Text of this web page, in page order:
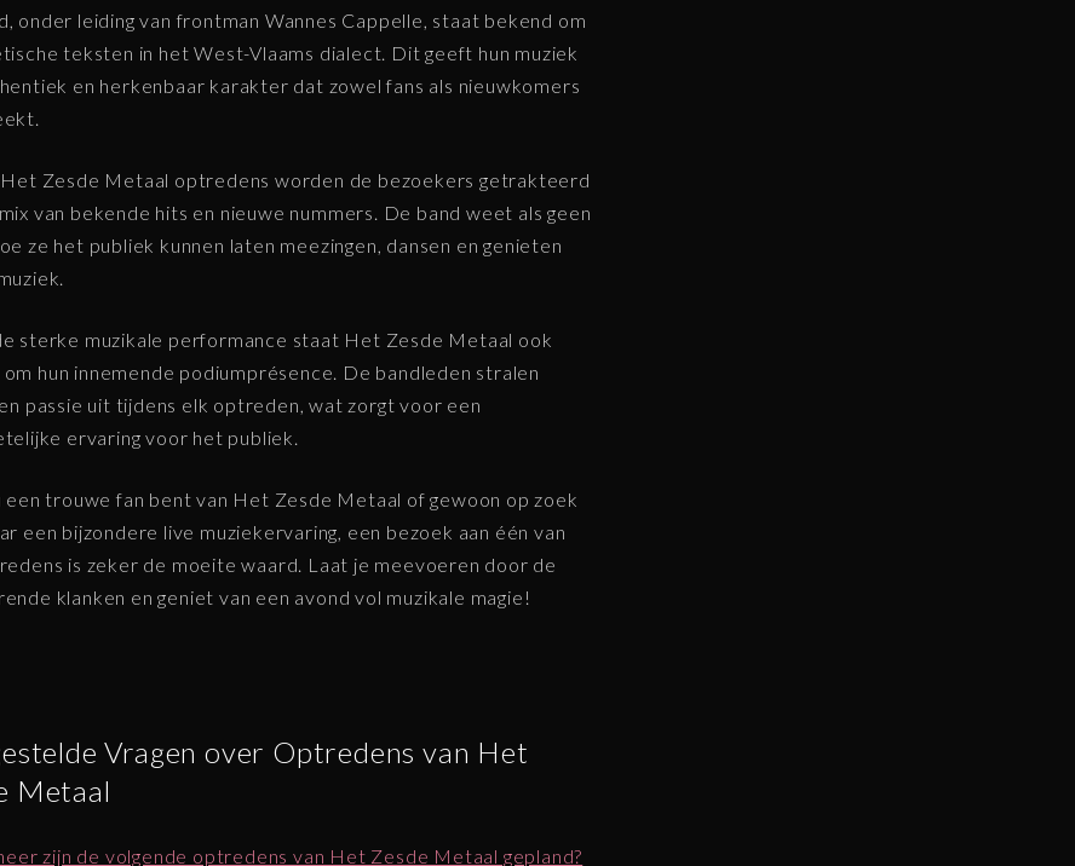
onder leiding van frontman Wannes Cappelle, staat bekend om
teksten in het West-Vlaams dialect. Dit geeft hun muziek
en herkenbaar karakter dat zowel fans als nieuwkomers
Zesde Metaal optredens worden de bezoekers getrakteerd
van bekende hits en nieuwe nummers. De band weet als geen
ze het publiek kunnen laten meezingen, dansen en genieten
sterke muzikale performance staat Het Zesde Metaal ook
hun innemende podiumprésence. De bandleden stralen
passie uit tijdens elk optreden, wat zorgt voor een
ervaring voor het publiek.
een trouwe fan bent van Het Zesde Metaal of gewoon op zoek
een bijzondere live muziekervaring, een bezoek aan één van
is zeker de moeite waard. Laat je meevoeren door de
klanken en geniet van een avond vol muzikale magie!
Vragen over Optredens van Het
Metaal
zijn de volgende optredens van Het Zesde Metaal gepland?